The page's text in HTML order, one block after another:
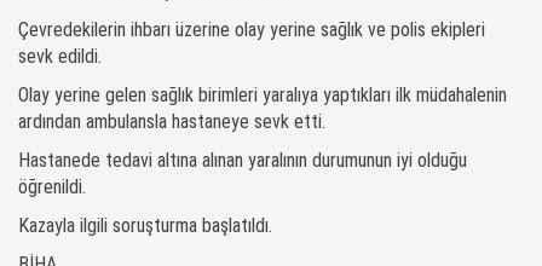
Çevredekilerin ihbarı üzerine olay yerine sağlık ve polis ekipleri
sevk edildi.
Olay yerine gelen sağlık birimleri yaralıya yaptıkları ilk müdahalenin
ardından ambulansla hastaneye sevk etti.
Hastanede tedavi altına alınan yaralının durumunun iyi olduğu
öğrenildi.
Kazayla ilgili soruşturma başlatıldı.